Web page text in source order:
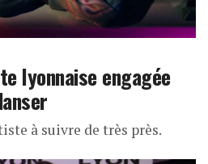
lyonnaise engagée
à suivre de très près.